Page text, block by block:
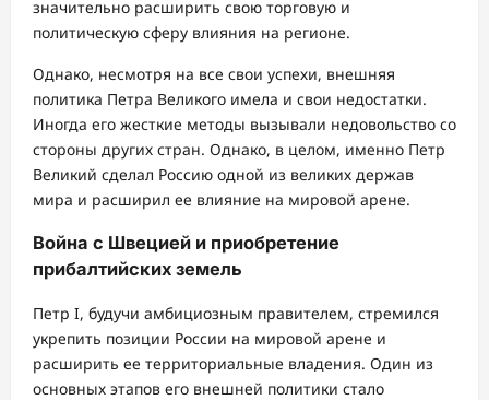
значительно расширить свою торговую и
политическую сферу влияния на регионе.
Однако, несмотря на все свои успехи, внешняя
политика Петра Великого имела и свои недостатки.
Иногда его жесткие методы вызывали недовольство со
стороны других стран. Однако, в целом, именно Петр
Великий сделал Россию одной из великих держав
мира и расширил ее влияние на мировой арене.
Война с Швецией и приобретение
прибалтийских земель
Петр I, будучи амбициозным правителем, стремился
укрепить позиции России на мировой арене и
расширить ее территориальные владения. Один из
основных этапов его внешней политики стало